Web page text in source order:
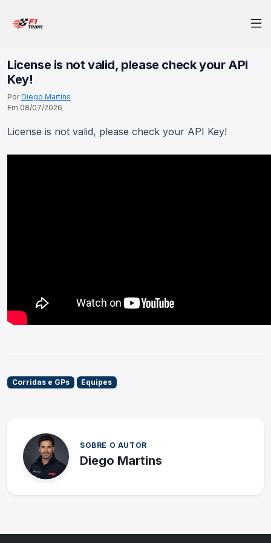
License is not valid, please check your API
Key!
PorDiego Martins
Em 08/07/2026
License is not valid, please check your API Key!
Corridas e GPs Equipes
SOBRE O AUTOR
Diego Martins